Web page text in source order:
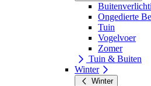
Ongedierte
Tuin
Vogelvoer
Zomer
Tuin & Buiten
Winter
Winter